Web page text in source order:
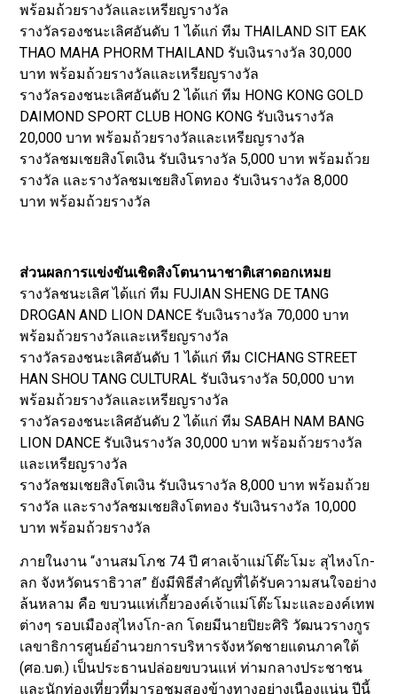
พร้อมถ้วยรางวัลและเหรียญรางวัล
รางวัลรองชนะเลิศอันดับ 1 ได้แก่ ทีม THAILAND SIT EAK
THAO MAHA PHORM THAILAND รับเงินรางวัล 30,000
บาท พร้อมถ้วยรางวัลและเหรียญรางวัล
รางวัลรองชนะเลิศอันดับ 2 ได้แก่ ทีม HONG KONG GOLD
DAIMOND SPORT CLUB HONG KONG รับเงินรางวัล
20,000 บาท พร้อมถ้วยรางวัลและเหรียญรางวัล
รางวัลชมเชยสิงโตเงิน รับเงินรางวัล 5,000 บาท พร้อมถ้วย
รางวัล และรางวัลชมเชยสิงโตทอง รับเงินรางวัล 8,000
บาท พร้อมถ้วยรางวัล
ส่วนผลการเเข่งขันเชิดสิงโตนานาชาติเสาดอกเหมย
รางวัลชนะเลิศ ได้แก่ ทีม FUJIAN SHENG DE TANG
DROGAN AND LION DANCE รับเงินรางวัล 70,000 บาท
พร้อมถ้วยรางวัลและเหรียญรางวัล
รางวัลรองชนะเลิศอันดับ 1 ได้แก่ ทีม CICHANG STREET
HAN SHOU TANG CULTURAL รับเงินรางวัล 50,000 บาท
พร้อมถ้วยรางวัลและเหรียญรางวัล
รางวัลรองชนะเลิศอันดับ 2 ได้แก่ ทีม SABAH NAM BANG
LION DANCE รับเงินรางวัล 30,000 บาท พร้อมถ้วยรางวัล
และเหรียญรางวัล
รางวัลชมเชยสิงโตเงิน รับเงินรางวัล 8,000 บาท พร้อมถ้วย
รางวัล และรางวัลชมเชยสิงโตทอง รับเงินรางวัล 10,000
บาท พร้อมถ้วยรางวัล
ภายในงาน “งานสมโภช 74 ปี ศาลเจ้าแม่โต๊ะโมะ สุไหงโก-
ลก จังหวัดนราธิวาส” ยังมีพิธีสำคัญที่ได้รับความสนใจอย่าง
ล้นหลาม คือ ขบวนแห่เกี้ยวองค์เจ้าแม่โต๊ะโมะและองค์เทพ
ต่างๆ รอบเมืองสุไหงโก-ลก โดยมีนายปิยะศิริ วัฒนวรางกูร
เลขาธิการศูนย์อำนวยการบริหารจังหวัดชายแดนภาคใต้
(ศอ.บต.) เป็นประธานปล่อยขบวนแห่ ท่ามกลางประชาชน
และนักท่องเที่ยวที่มารอชมสองข้างทางอย่างเนืองแน่น ปีนี้